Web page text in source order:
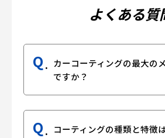
よくある質
Q
カーコーティングの最大の
ですか？
Q コーティングの種類と特徴